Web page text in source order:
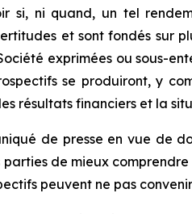
si, ni quand, un tel
et sont fondés sur
exprimées ou sous-
se produiront, y
résultats financiers et la
de presse en vue de
de mieux
peuvent ne pas